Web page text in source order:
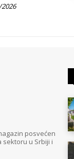
posvećen
sektoru u Srbiji i